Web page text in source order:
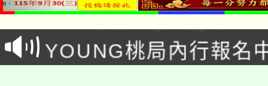
場熱烈登場!
8/21下午1時於龍潭區
徵才活動。
YOUNG桃局內行報名
8月14至27日，桃園電